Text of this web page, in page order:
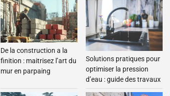
De la construction a la
finition : maitrisez l’art du
mur en parpaing
Solutions pratiques pour
optimiser la pression
d’eau : guide des travaux